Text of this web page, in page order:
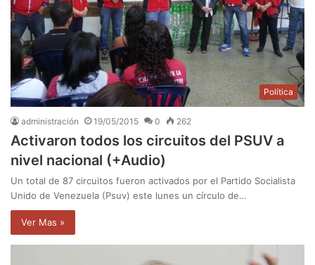
Política
administración 19/05/2015 0 262
Activaron todos los circuitos del PSUV a
nivel nacional (+Audio)
Un total de 87 circuitos fueron activados por el Partido Socialista
Unido de Venezuela (Psuv) este lunes un círculo de…
Ver Mas »